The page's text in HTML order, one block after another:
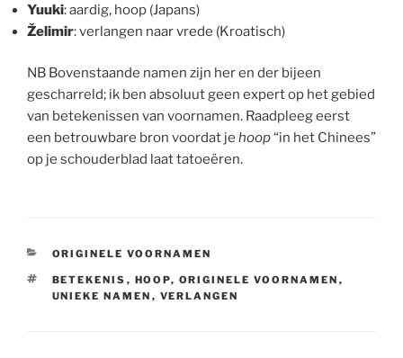
Yuuki: aardig, hoop (Japans)
Želimir: verlangen naar vrede (Kroatisch)
NB Bovenstaande namen zijn her en der bijeen
gescharreld; ik ben absoluut geen expert op het gebied
van betekenissen van voornamen. Raadpleeg eerst
een betrouwbare bron voordat je hoop“in het Chinees”
op je schouderblad laat tatoeëren.
CATEGORIEËN
ORIGINELE VOORNAMEN
TAGS
BETEKENIS , HOOP, ORIGINELE VOORNAMEN ,
UNIEKE NAMEN , VERLANGEN